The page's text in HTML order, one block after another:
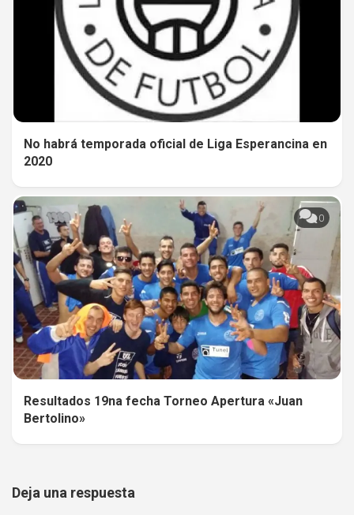
No habrá temporada oficial de Liga Esperancina en
2020
0
Resultados 19na fecha Torneo Apertura «Juan
Bertolino»
Deja una respuesta